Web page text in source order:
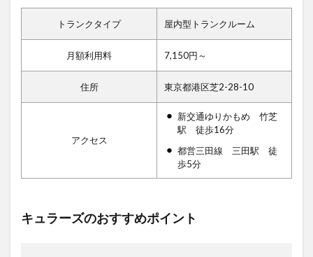
トランクタイプ 屋内型トランクルーム
月額利用料 7,150円～
住所 東京都港区芝2-28-10
アクセス
新交通ゆりかもめ 竹芝
駅 徒歩16分
都営三田線 三田駅 徒
歩5分
キュラーズのおすすめポイント